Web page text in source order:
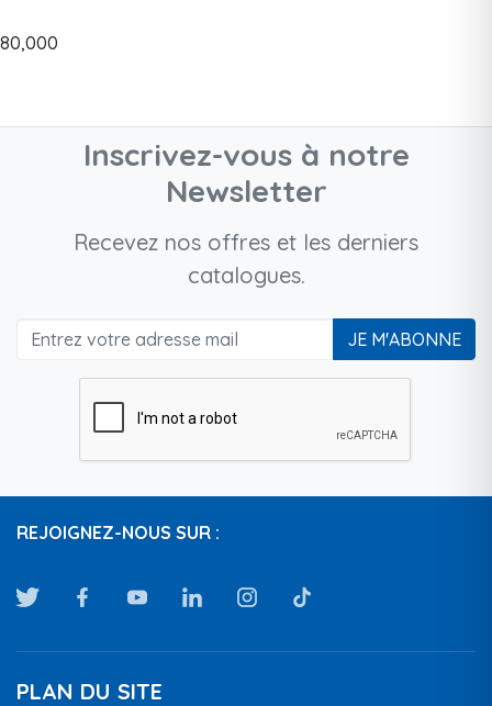
80,000
Inscrivez-vous à notre
Newsletter
Recevez nos offres et les derniers
catalogues.
JE M'ABONNE
REJOIGNEZ-NOUS SUR :
PLAN DU SITE